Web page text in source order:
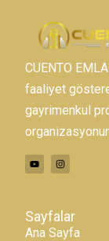
CUENTO
faaliyet
gayrimenkul
Sayfalar
Ana Sayfa